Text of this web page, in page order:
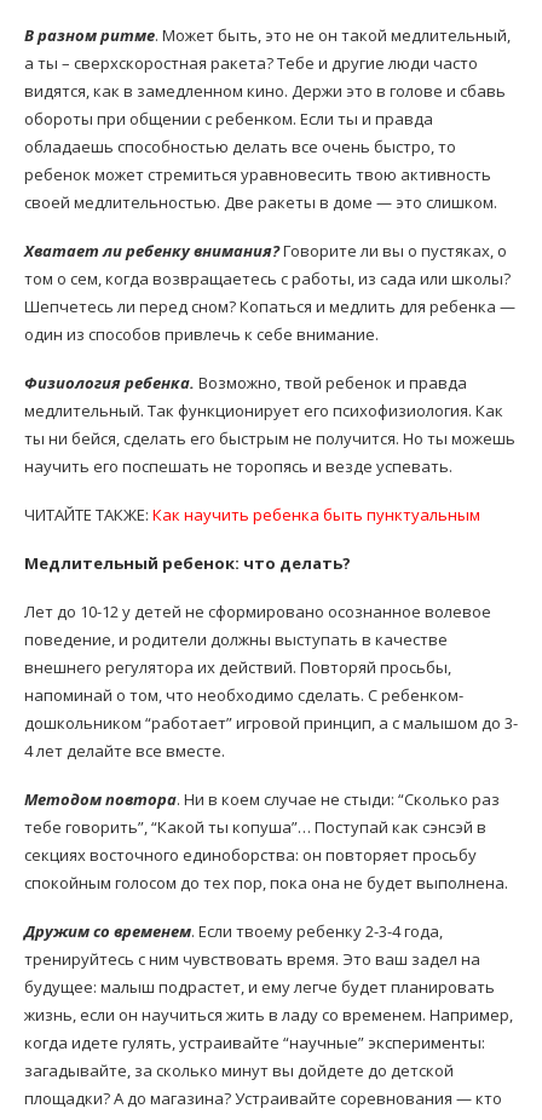
В разном ритме. Может быть, это не он такой медлительный,
а ты – сверхскоростная ракета? Тебе и другие люди часто
видятся, как в замедленном кино. Держи это в голове и сбавь
обороты при общении с ребенком. Если ты и правда
обладаешь способностью делать все очень быстро, то
ребенок может стремиться уравновесить твою активность
своей медлительностью. Две ракеты в доме — это слишком.
Хватает ли ребенку внимания?Говорите ли вы о пустяках, о
том о сем, когда возвращаетесь с работы, из сада или школы?
Шепчетесь ли перед сном? Копаться и медлить для ребенка —
один из способов привлечь к себе внимание.
Физиология ребенка. Возможно, твой ребенок и правда
медлительный. Так функционирует его психофизиология. Как
ты ни бейся, сделать его быстрым не получится. Но ты можешь
научить его поспешать не торопясь и везде успевать.
ЧИТАЙТЕ ТАКЖЕ: Как научить ребенка быть пунктуальным
Медлительный ребенок: что делать?
Лет до 10-12 у детей не сформировано осознанное волевое
поведение, и родители должны выступать в качестве
внешнего регулятора их действий. Повторяй просьбы,
напоминай о том, что необходимо сделать. С ребенком-
дошкольником “работает” игровой принцип, а с малышом до 3-
4 лет делайте все вместе.
Методом повтора. Ни в коем случае не стыди: “Сколько раз
тебе говорить”, “Какой ты копуша”… Поступай как сэнсэй в
секциях восточного единоборства: он повторяет просьбу
спокойным голосом до тех пор, пока она не будет выполнена.
Дружим со временем. Если твоему ребенку 2-3-4 года,
тренируйтесь с ним чувствовать время. Это ваш задел на
будущее: малыш подрастет, и ему легче будет планировать
жизнь, если он научиться жить в ладу со временем. Например,
когда идете гулять, устраивайте “научные” эксперименты:
загадывайте, за сколько минут вы дойдете до детской
площадки? А до магазина? Устраивайте соревнования — кто